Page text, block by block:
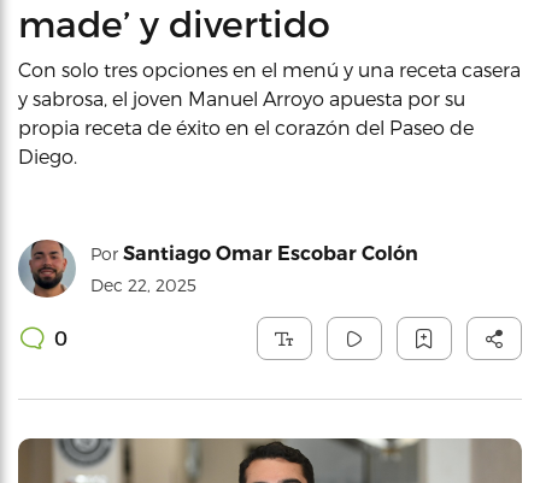
made’ y divertido
Con solo tres opciones en el menú y una receta casera
y sabrosa, el joven Manuel Arroyo apuesta por su
propia receta de éxito en el corazón del Paseo de
Diego.
Por Santiago Omar Escobar Colón
Dec 22, 2025
0